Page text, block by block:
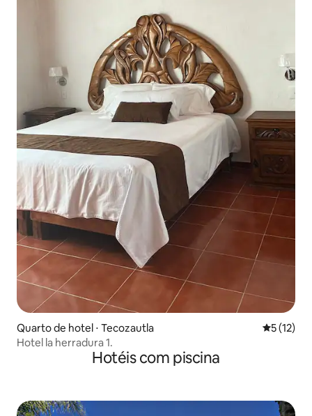
Quarto de hotel ⋅ Tecozautla 5 de uma
5 (12)
Hotel la herradura 1.
Hotéis com piscina